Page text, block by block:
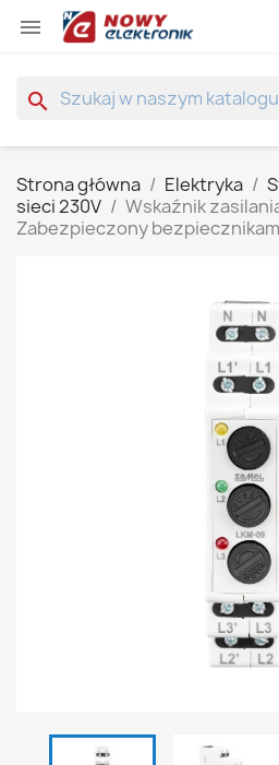

search
Strona główna Elektryka
sieci 230V
Wskaźnik
Zabezpieczony